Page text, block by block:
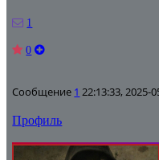
1
0
Сообщение 1 22:13:33, 2025-
Профиль